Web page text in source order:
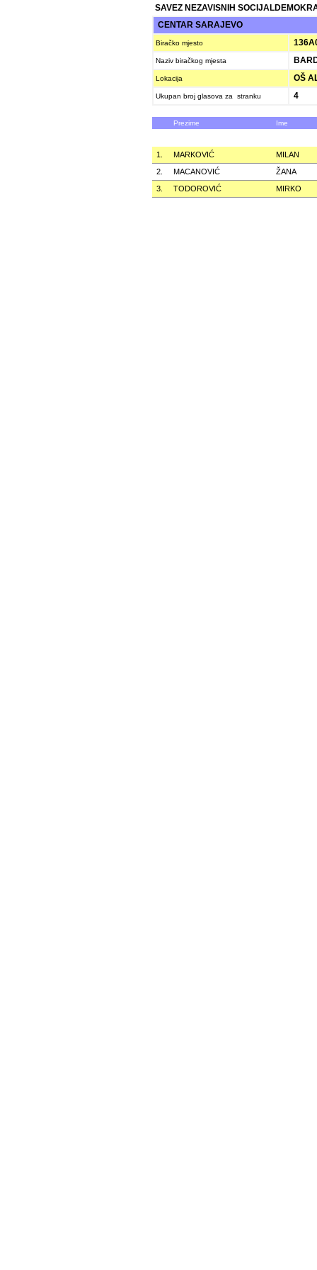
SAVEZ NEZAVISNIH
CENTAR SARAJEVO
Biračko mjesto
Naziv biračkog mjesta
Lokacija OŠ
Ukupan broj glasova za stranku 4
Prezime Ime
1. MARKOVIĆ
MILAN
2.
MACANOVIĆ
ŽANA
3.
TODOROVIĆ MIRKO